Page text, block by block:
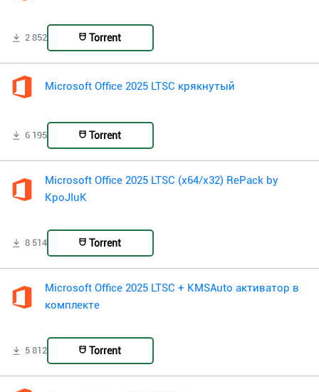
2 852 Torrent
Microsoft Office 2025 LTSC крякнутый
6 195 Torrent
Microsoft Office 2025 LTSC (x64/x32) RePack by
KpoJIuK
8 514 Torrent
Microsoft Office 2025 LTSC + KMSAuto активатор в
комплекте
5 812 Torrent